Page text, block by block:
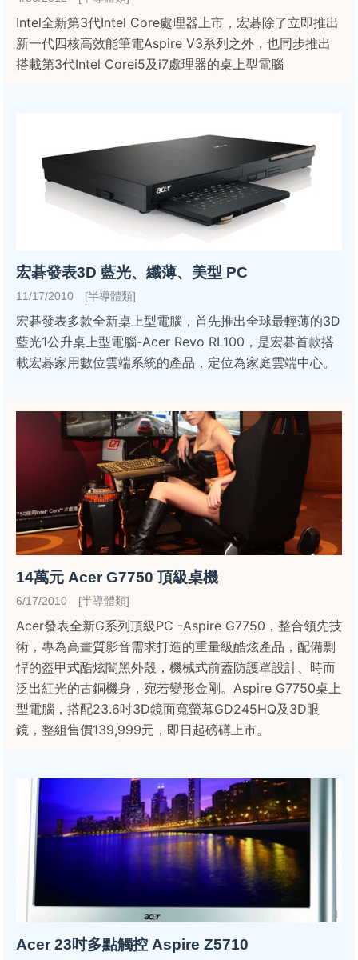
Intel全新第3代Intel Core處理器上市，宏碁除了立即推出
新一代四核高效能筆電Aspire V3系列之外，也同步推出
搭載第3代Intel Corei5及i7處理器的桌上型電腦
宏碁發表3D 藍光、纖薄、美型 PC
11/17/2010 [半導體類]
宏碁發表多款全新桌上型電腦，首先推出全球最輕薄的3D
藍光1公升桌上型電腦-Acer Revo RL100，是宏碁首款搭
載宏碁家用數位雲端系統的產品，定位為家庭雲端中心。
14萬元 Acer G7750 頂級桌機
6/17/2010 [半導體類]
Acer發表全新G系列頂級PC -Aspire G7750，整合領先技
術，專為高畫質影音需求打造的重量級酷炫產品，配備剽
悍的盔甲式酷炫闇黑外殼，機械式前蓋防護罩設計、時而
泛出紅光的古銅機身，宛若變形金剛。Aspire G7750桌上
型電腦，搭配23.6吋3D鏡面寬螢幕GD245HQ及3D眼
鏡，整組售價139,999元，即日起磅礡上市。
Acer 23吋多點觸控 Aspire Z5710